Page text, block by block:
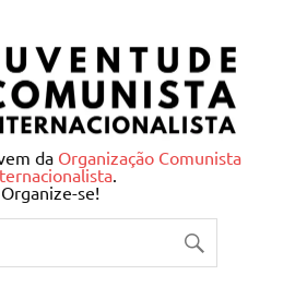
Comunista
da Organização Comunista
.
Organize-se!